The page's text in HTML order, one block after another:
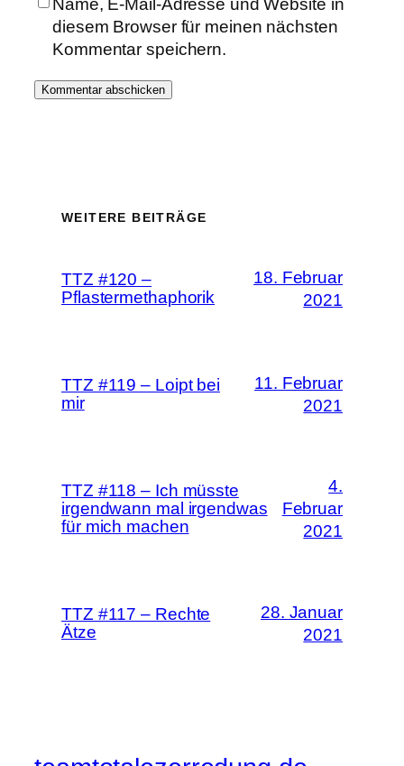
diesem Browser für meinen nächsten
Kommentar speichern.
WEITERE BEITRÄGE
TTZ #120 –
Pflastermethaphorik
18. Februar
2021
TTZ #119 – Loipt bei
mir
11. Februar
2021
TTZ #118 – Ich müsste
irgendwann mal irgendwas
für mich machen
4.
Februar
2021
TTZ #117 – Rechte
Ätze
28. Januar
2021